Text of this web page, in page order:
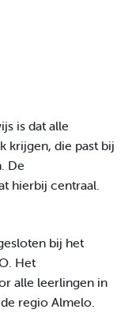
is dat alle
krijgen, die past bij
De
hierbij centraal.
bij het
Het
alle leerlingen in
regio Almelo.